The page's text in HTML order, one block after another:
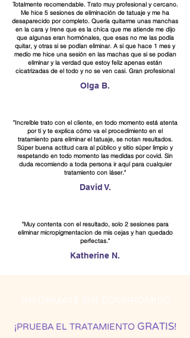
Totalmente recomendable. Trato muy profesional y cercano.
Me hice 5 sesiones de eliminación de tatuaje y me ha
desaparecido por completo. Quería quitarme unas manchas
en la cara y Irene que es la chica que me atiende me dijo
que algunas eran hormónales, que esas no me las podía
quitar, y otras si se podían eliminar. A si que hace 1 mes y
medio me hice una sesión en las machas que si se podian
eliminar y la verdad que estoy feliz apenas están
cicatrizadas de el todo y no se ven casi. Gran profesional
Olga B.
"Increíble trato con el cliente, en todo momento está atenta
por ti y te explica cómo va el procedimiento en el
tratamiento para eliminar el tatuaje, se notan resultados.
Súper buena actitud cara al público y sitio súper limpio y
respetando en todo momento las medidas por covid. Sin
duda recomiendo a toda persona ir aquí para cualquier
tratamiento con láser."
David V.
"Muy contenta con el resultado, solo 2 sesiones para
eliminar micropigmentacion de mis cejas y han quedado
perfectas."
Katherine N.
¡PRUEBA EL TRATAMIENTO GRATIS!